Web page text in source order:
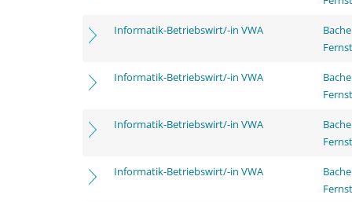
Informatik-Betriebswirt/-in VWA
Informatik-Betriebswirt/-in VWA
Informatik-Betriebswirt/-in VWA
Informatik-Betriebswirt/-in VWA